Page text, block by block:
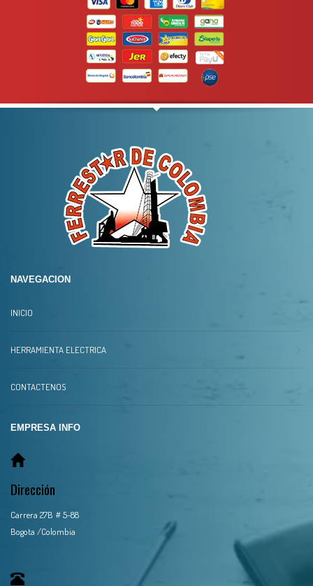
NAVEGACION
INICIO
HERRAMIENTA ELECTRICA
CONTACTENOS
EMPRESA INFO
Dirección
Carrera 27B # 5-88
Bogota /Colombia